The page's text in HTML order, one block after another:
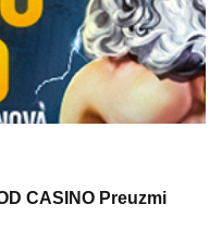
CASINO Preuzmi